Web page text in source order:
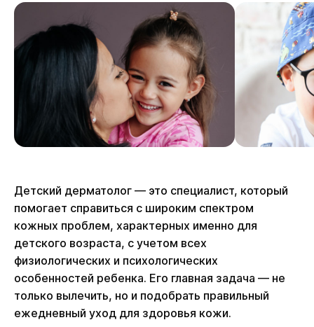
Детский дерматолог — это специалист, который
помогает справиться с широким спектром
кожных проблем, характерных именно для
детского возраста, с учетом всех
физиологических и психологических
особенностей ребенка. Его главная задача — не
только вылечить, но и подобрать правильный
ежедневный уход для здоровья кожи.